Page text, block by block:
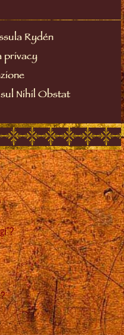
Rydén
privacy
Nihil Obstat